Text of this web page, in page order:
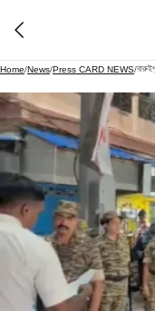
Home/News/Press CARD NEWS/